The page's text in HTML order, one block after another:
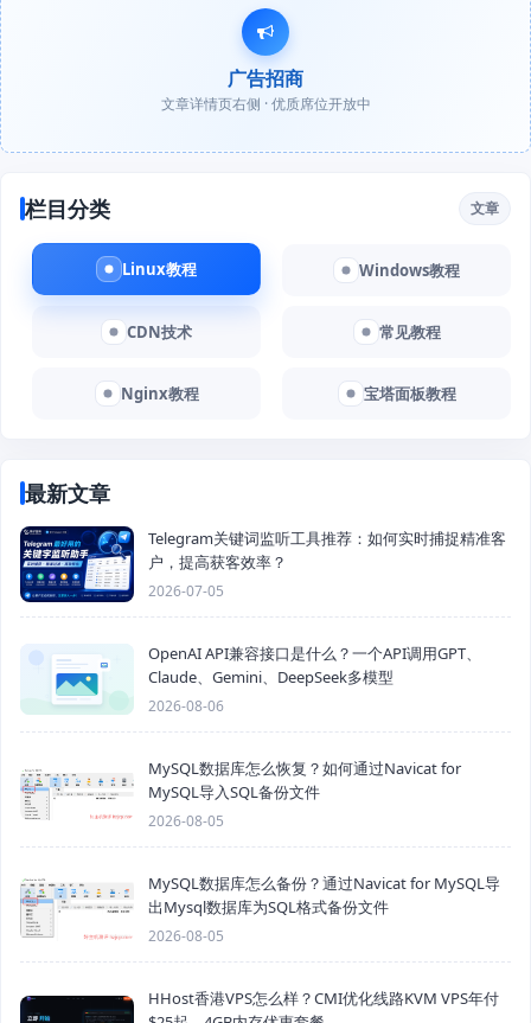
广告招商
文章详情页右侧 · 优质席位开放中
栏目分类 文章
Linux教程 Windows教程
CDN技术 常见教程
Nginx教程 宝塔面板教程
最新文章
Telegram关键词监听工具推荐：如何实时捕捉精准客
户，提高获客效率？
2026-07-05
OpenAI API兼容接口是什么？一个API调用GPT、
Claude、Gemini、DeepSeek多模型
2026-08-06
MySQL数据库怎么恢复？如何通过Navicat for
MySQL导入SQL备份文件
2026-08-05
MySQL数据库怎么备份？通过Navicat for MySQL导
出Mysql数据库为SQL格式备份文件
2026-08-05
HHost香港VPS怎么样？CMI优化线路KVM VPS年付